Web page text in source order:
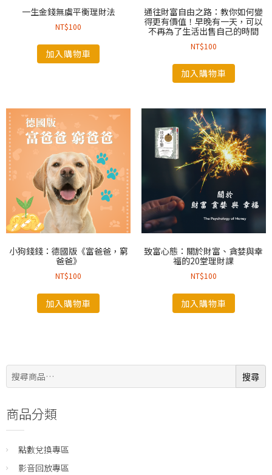
一生金錢無虞平衡理財法
NT$100
加入購物車
通往財富自由之路：教你如何變
得更有價值！早晚有一天，可以
不再為了生活出售自己的時間
NT$100
加入購物車
小狗錢錢：德國版《富爸爸，窮
爸爸》
NT$100
加入購物車
致富心態：關於財富、貪婪與幸
福的20堂理財課
NT$100
加入購物車
搜
尋:
搜尋
商品分類
點數兌換專區
影音回放專區